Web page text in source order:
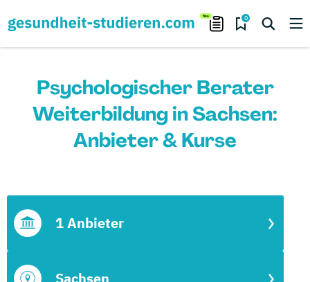
0
Psychologischer Berater
Weiterbildung in Sachsen:
Anbieter & Kurse
Sachsen
1 Anbieter